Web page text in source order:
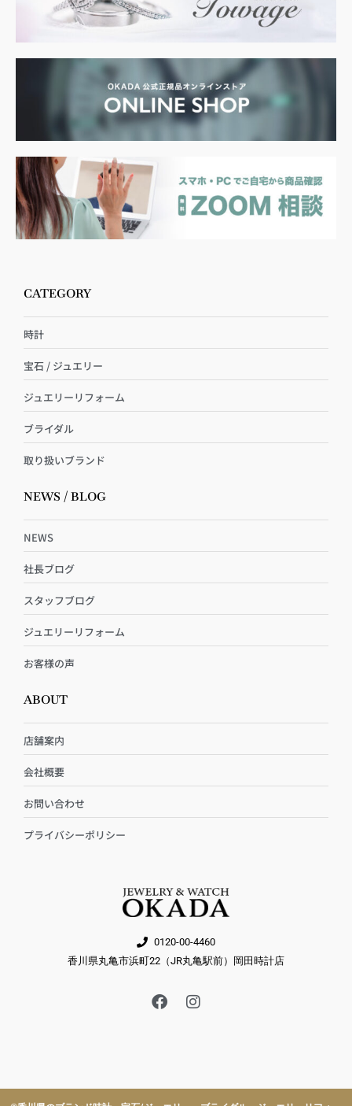
CATEGORY
時計
宝石 / ジュエリー
ジュエリーリフォーム
ブライダル
取り扱いブランド
NEWS / BLOG
NEWS
社長ブログ
スタッフブログ
ジュエリーリフォーム
お客様の声
ABOUT
店舗案内
会社概要
お問い合わせ
プライバシーポリシー
0120-00-4460
香川県丸亀市浜町22（JR丸亀駅前）岡田時計店
F
a
o
I
n
r